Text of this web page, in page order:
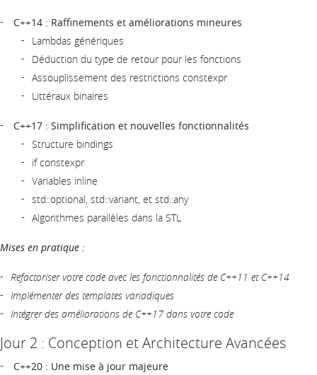
C++14 : Raffinements et améliorations mineures
Lambdas génériques
Déduction du type de retour pour les fonctions
Assouplissement des restrictions constexpr
Littéraux binaires
C++17 : Simplification et nouvelles fonctionnalités
Structure bindings
if constexpr
Variables inline
std::optional, std::variant, et std::any
Algorithmes parallèles dans la STL
Mises en pratique :
Refactoriser votre code avec les fonctionnalités de C++11 et C++14
Implémenter des templates variadiques
Intégrer des améliorations de C++17 dans votre code
Jour 2 : Conception et Architecture Avancées
C++20 : Une mise à jour majeure